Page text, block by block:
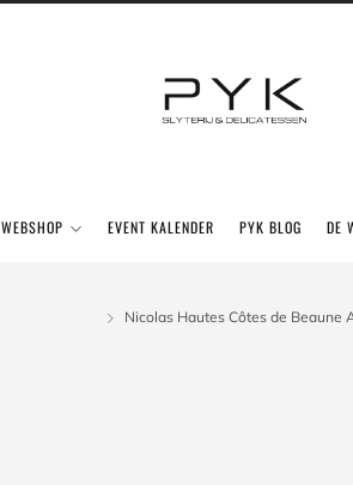
WEBSHOP EVENT KALENDER PYK BLOG DE
Nicolas Hautes Côtes de Beaune